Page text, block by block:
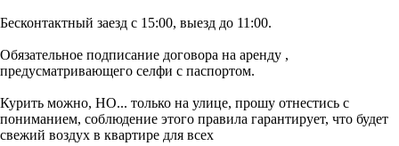
Бесконтактный заезд с 15:00, выезд до 11:00.
Обязательное подписание договора на аренду ,
предусматривающего селфи с паспортом.
Курить можно, НО... только на улице, прошу отнестись с
пониманием, соблюдение этого правила гарантирует, что будет
свежий воздух в квартире для всех